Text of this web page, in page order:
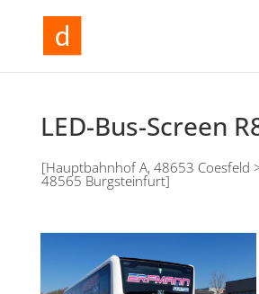
LED-Bus-Screen
[Hauptbahnhof A, 48653 Coesfeld
48565 Burgsteinfurt]